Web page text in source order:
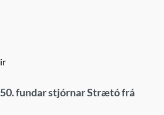
fundar stjórnar Strætó frá